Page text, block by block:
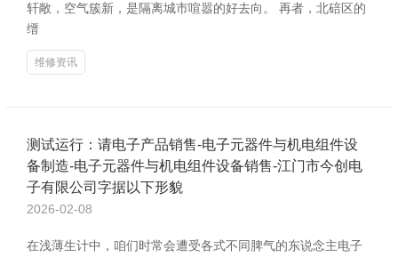
轩敞，空气簇新，是隔离城市喧嚣的好去向。 再者，北碚区的
缙
维修资讯
测试运行：请电子产品销售-电子元器件与机电组件设
备制造-电子元器件与机电组件设备销售-江门市今创电
子有限公司字据以下形貌
2026-02-08
在浅薄生计中，咱们时常会遭受各式不同脾气的东说念主电子